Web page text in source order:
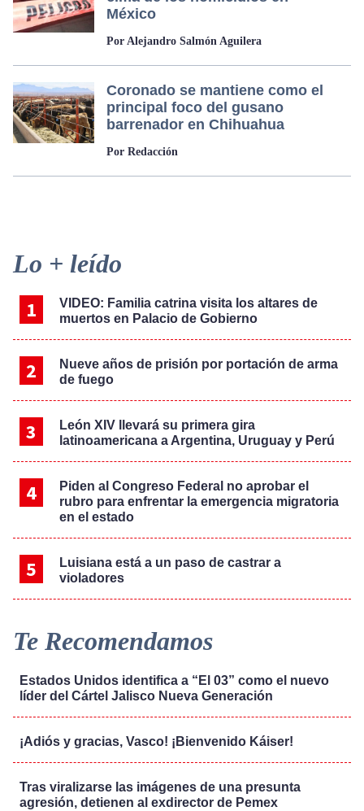
México
Por Alejandro Salmón Aguilera
Coronado se mantiene como el
principal foco del gusano
barrenador en Chihuahua
Por Redacción
Primary
Sidebar
Lo + leído
VIDEO: Familia catrina visita los altares de
muertos en Palacio de Gobierno
Nueve años de prisión por portación de arma
de fuego
León XIV llevará su primera gira
latinoamericana a Argentina, Uruguay y Perú
Piden al Congreso Federal no aprobar el
rubro para enfrentar la emergencia migratoria
en el estado
Luisiana está a un paso de castrar a
violadores
Te Recomendamos
Estados Unidos identifica a “El 03” como el nuevo
líder del Cártel Jalisco Nueva Generación
¡Adiós y gracias, Vasco! ¡Bienvenido Káiser!
Tras viralizarse las imágenes de una presunta
agresión, detienen al exdirector de Pemex